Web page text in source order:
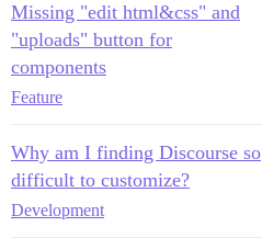
Missing "edit html&css" and
"uploads" button for
components
Feature
Why am I finding Discourse so
difficult to customize?
Development